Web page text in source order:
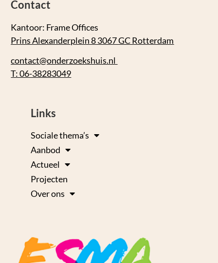
Contact
Kantoor: Frame Offices
Prins Alexanderplein 8 3067 GC Rotterdam
contact@onderzoekshuis.nl
T: 06-38283049
Links
Sociale thema’s
Aanbod
Actueel
Projecten
Over ons